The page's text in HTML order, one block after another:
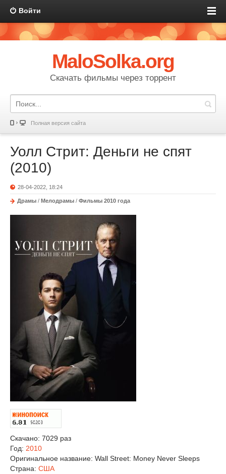
Войти
MaloSolka.org
Скачать фильмы через торрент
Полная версия сайта
Уолл Стрит: Деньги не спят
(2010)
28-04-2022, 18:24
Драмы / Мелодрамы / Фильмы 2010 года
Скачано: 7029 раз
Год: 2010
Оригинальное название: Wall Street: Money Never Sleeps
Страна: США